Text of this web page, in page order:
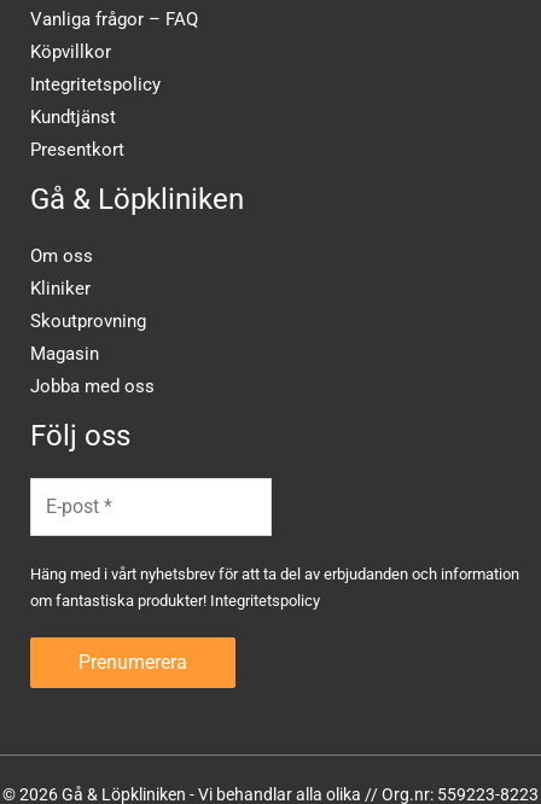
Vanliga frågor – FAQ
Köpvillkor
Integritetspolicy
Kundtjänst
Presentkort
Gå & Löpkliniken
Om oss
Kliniker
Skoutprovning
Magasin
Jobba med oss
Följ oss
Häng med i vårt nyhetsbrev för att ta del av erbjudanden och information
om fantastiska produkter! Integritetspolicy
© 2026 Gå & Löpkliniken - Vi behandlar alla olika // Org.nr: 559223-8223